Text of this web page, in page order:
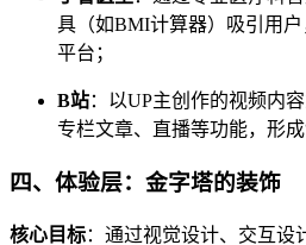
具（如BMI计算器）吸引用
平台；
B站：以UP主创作的视频内
专栏文章、直播等功能，形成
四、体验层：金字塔的装饰
核心目标：通过视觉设计、交互设